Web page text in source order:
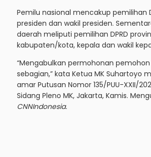
Pemilu nasional mencakup pemilihan
presiden dan wakil presiden.
daerah meliputi pemilihan DPRD
kabupaten/kota, kepala dan wakil
“Mengabulkan permohonan
sebagian,” kata Ketua MK Suhartoyo
amar Putusan Nomor 135/PUU-XXII/
Sidang Pleno MK, Jakarta, Kamis.
CNNIndonesia.